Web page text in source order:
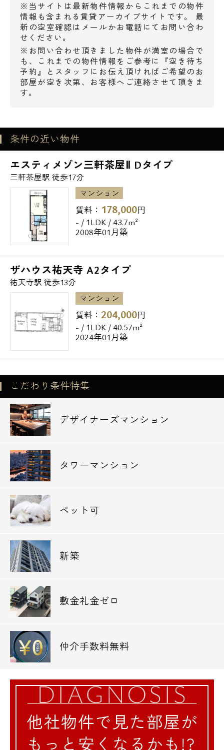
※当サイトは最新物件情報からこれまでの物件
情報も含まれる賃貸アーカイブサイトです。 最
新の空室確認はメールかお電話にてお問い合わ
せください。
※お問い合わせ頂きました物件が満室の場合で
も、これまでの物件情報をご参考に『空き待ち
予約』とスタッフにお伝え頂ければご希望のお
部屋が空き次第、お客様へご連絡させて頂きま
す。
条件の近い物件
エスティメゾン三軒茶屋Ⅱ Dタイプ
三軒茶屋駅 徒歩17分
マンション
賃料： 178,000円
- / 1LDK / 43.7m²
2008年01月築
ザハウス祐天寺 A2タイプ
祐天寺駅 徒歩13分
マンション
賃料： 204,000円
- / 1LDK / 40.57m²
2024年01月築
こだわり条件特集
デザイナーズマンション
タワーマンション
ペット可
新築
敷金礼金ゼロ
仲介手数料無料